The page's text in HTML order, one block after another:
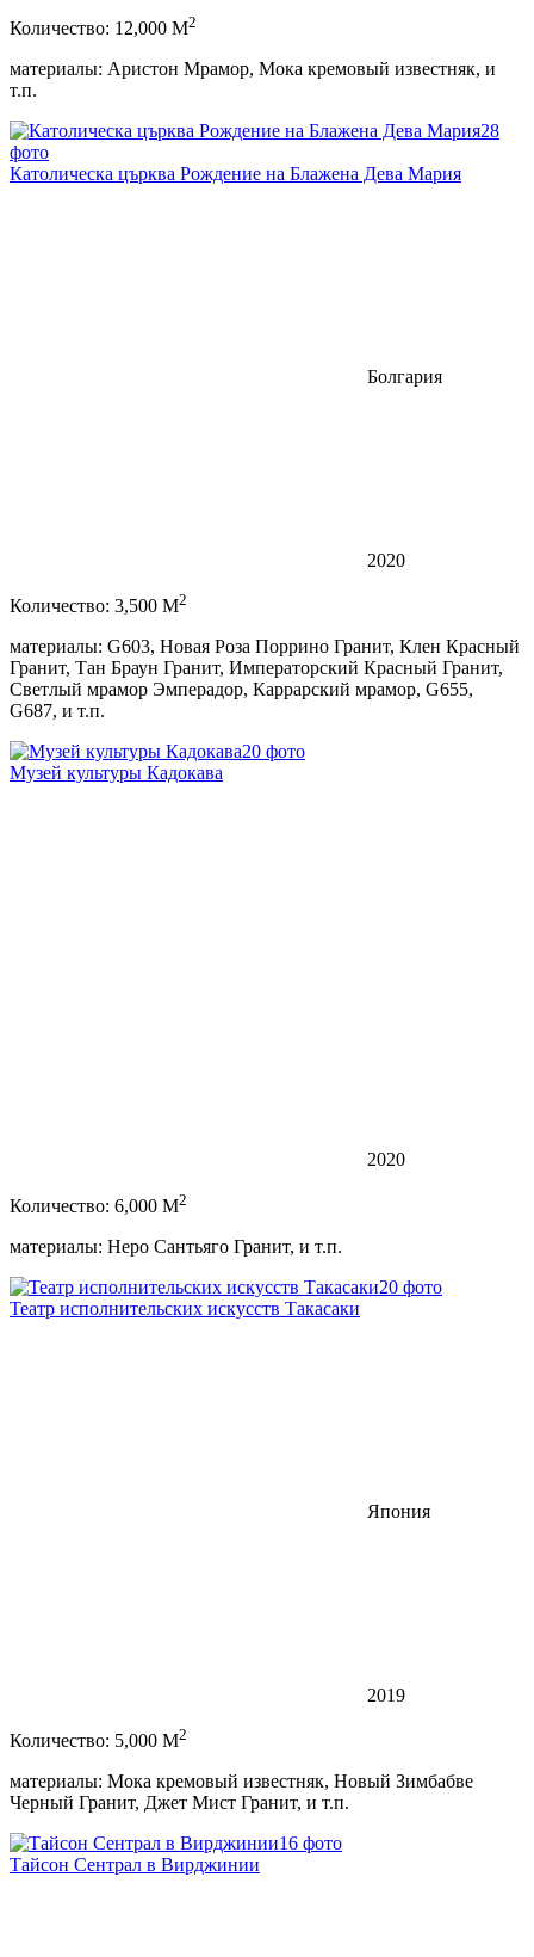
Количество: 12,000 M2
материалы: Аристон Мрамор, Мока кремовый известняк, и
т.п.
28
фото
Католическа църква Рождение на Блажена Дева Мария
Болгария
2020
Количество: 3,500 M2
материалы: G603, Новая Роза Поррино Гранит, Клен Красный
Гранит, Тан Браун Гранит, Императорский Красный Гранит,
Светлый мрамор Эмперадор, Каррарский мрамор, G655,
G687, и т.п.
20 фото
Музей культуры Кадокава
2020
Количество: 6,000 M2
материалы: Неро Сантьяго Гранит, и т.п.
20 фото
Театр исполнительских искусств Такасаки
Япония
2019
Количество: 5,000 M2
материалы: Мока кремовый известняк, Новый Зимбабве
Черный Гранит, Джет Мист Гранит, и т.п.
16 фото
Тайсон Сентрал в Вирджинии